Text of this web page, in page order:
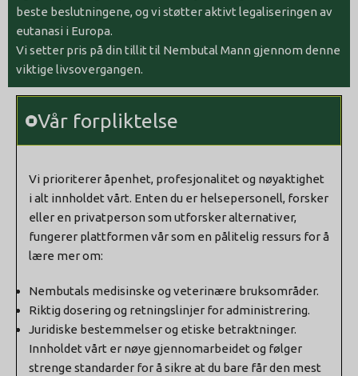
beste beslutningene, og vi støtter aktivt legaliseringen av
eutanasi i Europa.
Vi setter pris på din tillit til Nembutal Mann gjennom denne
viktige livsovergangen.
Vår forpliktelse
Vi prioriterer åpenhet, profesjonalitet og nøyaktighet
i alt innholdet vårt. Enten du er helsepersonell, forsker
eller en privatperson som utforsker alternativer,
fungerer plattformen vår som en pålitelig ressurs for å
lære mer om:
Nembutals medisinske og veterinære bruksområder.
Riktig dosering og retningslinjer for administrering.
Juridiske bestemmelser og etiske betraktninger.
Innholdet vårt er nøye gjennomarbeidet og følger
strenge standarder for å sikre at du bare får den mest